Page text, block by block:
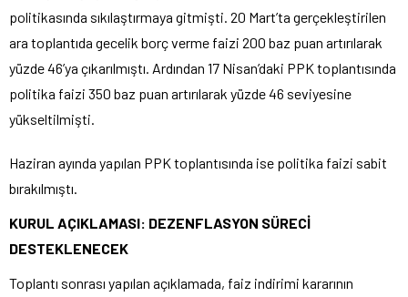
politikasında sıkılaştırmaya gitmişti. 20 Mart’ta gerçekleştirilen
ara toplantıda gecelik borç verme faizi 200 baz puan artırılarak
yüzde 46’ya çıkarılmıştı. Ardından 17 Nisan’daki PPK toplantısında
politika faizi 350 baz puan artırılarak yüzde 46 seviyesine
yükseltilmişti.
Haziran ayında yapılan PPK toplantısında ise politika faizi sabit
bırakılmıştı.
KURUL AÇIKLAMASI: DEZENFLASYON SÜRECİ
DESTEKLENECEK
Toplantı sonrası yapılan açıklamada, faiz indirimi kararının